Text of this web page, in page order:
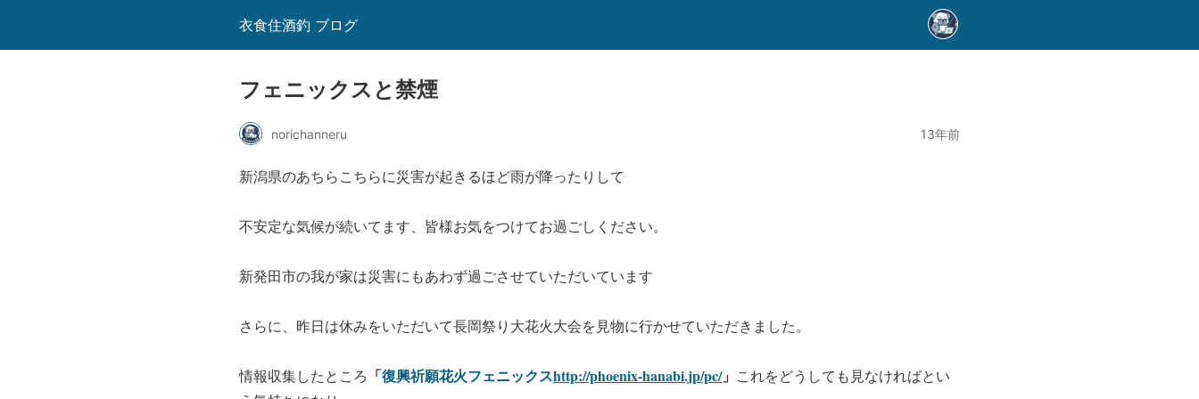
衣食住酒釣 ブログ
フェニックスと禁煙
norichanneru 13年前
新潟県のあちらこちらに災害が起きるほど雨が降ったりして
不安定な気候が続いてます、皆様お気をつけてお過ごしください。
新発田市の我が家は災害にもあわず過ごさせていただいています
さらに、昨日は休みをいただいて長岡祭り大花火大会を見物に行かせていただきました。
情報収集したところ 「復興祈願花火フェニックスhttp://phoenix-hanabi.jp/pc/」 これをどうしても見なければとい